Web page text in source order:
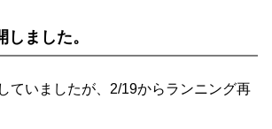
ました。
ていましたが、2/19からランニング再